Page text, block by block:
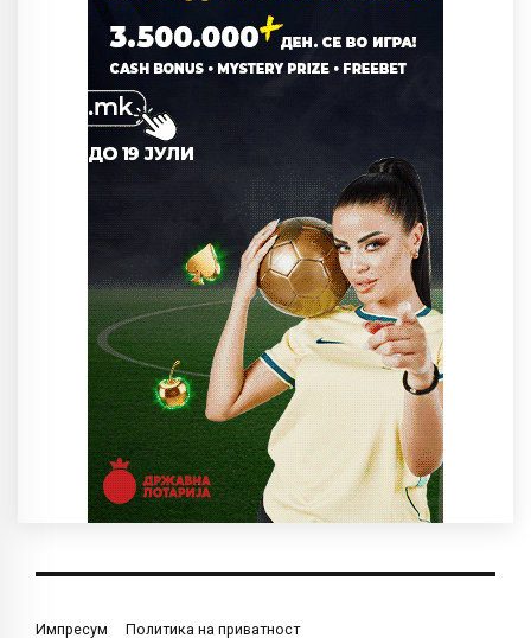
Импресум Политика на приватност